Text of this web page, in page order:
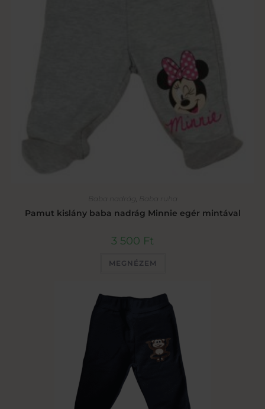
Baba nadrág, Baba ruha
Pamut kislány baba nadrág Minnie egér mintával
3 500 Ft
MEGNÉZEM